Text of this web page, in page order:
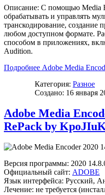
Описание: С помощью Media
обрабатывать и управлять
транскодирование, создание
любом доступном формате.
способом в приложениях,
Audition.
Подробнее Adobe Media
Категория: Разное
Создано: 16 января
Adobe Media
RePack by
Версия программы: 2020
Официальный сайт: ADOBE
Язык интерфейса: Русский,
Лечение: не требуется